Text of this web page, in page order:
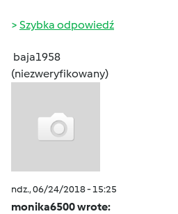
Szybka odpowiedź
baja1958
(niezweryfikowany)
ndz., 06/24/2018 - 15:25
monika6500 wrote: